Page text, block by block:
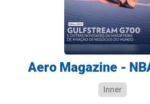
Aero Magazine -
Inner